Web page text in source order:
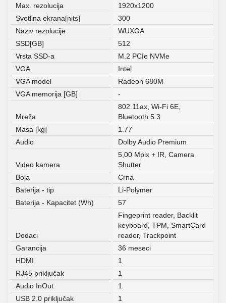
Max. rezolucija
1920x1200
Svetlina ekrana[nits]
300
Naziv rezolucije
WUXGA
SSD[GB]
512
Vrsta SSD-a
M.2 PCIe NVMe
VGA
Intel
VGA model
Radeon 680M
VGA memorija [GB]
-
Mreža
802.11ax, Wi-Fi 6E,
Bluetooth 5.3
Masa [kg]
1.77
Audio
Dolby Audio Premium
Video kamera
5,00 Mpix + IR, Camera
Shutter
Boja
Crna
Baterija - tip
Li-Polymer
Baterija - Kapacitet (Wh)
57
Dodaci
Fingeprint reader, Backlit
keyboard, TPM, SmartCard
reader, Trackpoint
Garancija
36 meseci
HDMI
1
RJ45 priključak
1
Audio InOut
1
USB 2.0 priključak
1